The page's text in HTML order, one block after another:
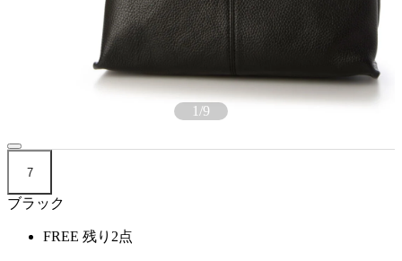
1/9
7
ブラック
FREE 残り2点